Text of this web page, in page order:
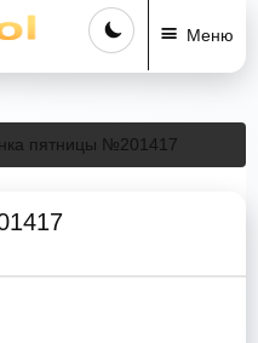
Меню
пятницы №201417